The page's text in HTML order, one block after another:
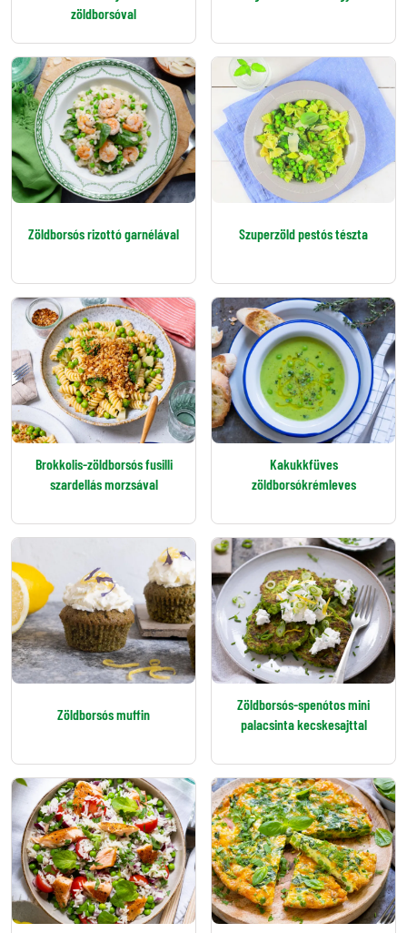
zöldborsóval
Zöldborsós rizottó garnélával Szuperzöld pestós tészta
Brokkolis-zöldborsós fusilli
szardellás morzsával
Kakukkfüves
zöldborsókrémleves
Zöldborsós muffin
Zöldborsós-spenótos mini
palacsinta kecskesajttal